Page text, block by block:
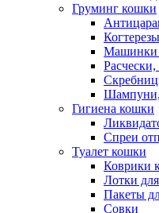
Груминг кошки
Когтерезы
Машинки
Гигиена кошки
Спреи
Туалет кошки
Коврики
Лотки
Пакеты
Совки